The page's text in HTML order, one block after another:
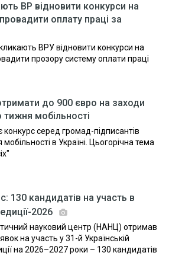
ВР відновити конкурси на
оплату праці за
ВРУ відновити конкурси на
прозору систему оплати праці
до 900 євро на заходи
мобільності
серед громад-підписантів
в Україні. Цьогорічна тема
130 кандидатів на участь в
2026
науковий центр (НАНЦ) отримав
на участь у 31-й Українській
на 2026–2027 роки – 130 кандидатів